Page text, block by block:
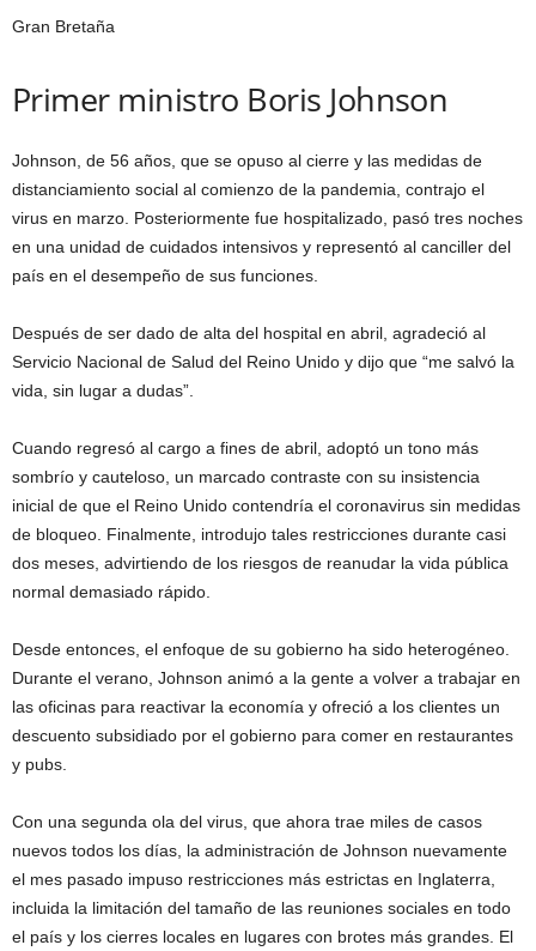
Gran Bretaña
Primer ministro Boris Johnson
Johnson, de 56 años, que se opuso al cierre y las medidas de
distanciamiento social al comienzo de la pandemia, contrajo el
virus en marzo. Posteriormente fue hospitalizado, pasó tres noches
en una unidad de cuidados intensivos y representó al canciller del
país en el desempeño de sus funciones.
Después de ser dado de alta del hospital en abril, agradeció al
Servicio Nacional de Salud del Reino Unido y dijo que “me salvó la
vida, sin lugar a dudas”.
Cuando regresó al cargo a fines de abril, adoptó un tono más
sombrío y cauteloso, un marcado contraste con su insistencia
inicial de que el Reino Unido contendría el coronavirus sin medidas
de bloqueo. Finalmente, introdujo tales restricciones durante casi
dos meses, advirtiendo de los riesgos de reanudar la vida pública
normal demasiado rápido.
Desde entonces, el enfoque de su gobierno ha sido heterogéneo.
Durante el verano, Johnson animó a la gente a volver a trabajar en
las oficinas para reactivar la economía y ofreció a los clientes un
descuento subsidiado por el gobierno para comer en restaurantes
y pubs.
Con una segunda ola del virus, que ahora trae miles de casos
nuevos todos los días, la administración de Johnson nuevamente
el mes pasado impuso restricciones más estrictas en Inglaterra,
incluida la limitación del tamaño de las reuniones sociales en todo
el país y los cierres locales en lugares con brotes más grandes. El